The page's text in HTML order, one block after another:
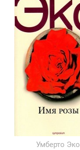
Умберто Эко